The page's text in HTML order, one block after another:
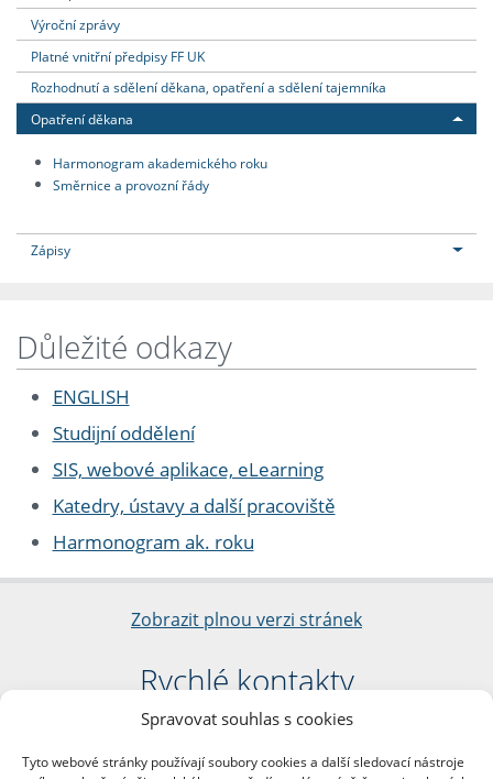
Spravovat souhlas s cookies
Tyto webové stránky používají soubory cookies a další sledovací nástroje
Výroční zprávy
Platné vnitřní předpisy FF UK
Rozhodnutí a sdělení děkana, opatření a sdělení tajemníka
Opatření děkana
Harmonogram akademického roku
Směrnice a provozní řády
Zápisy
Důležité odkazy
ENGLISH
Studijní oddělení
SIS, webové aplikace, eLearning
Katedry, ústavy a další pracoviště
Harmonogram ak. roku
Zobrazit plnou verzi stránek
Rychlé kontakty
Filozofická fakulta
nám. Jana Palacha 1/2